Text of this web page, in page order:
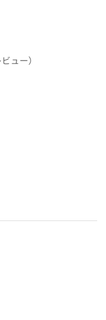
ュー）